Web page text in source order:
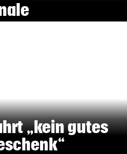
„kein gutes